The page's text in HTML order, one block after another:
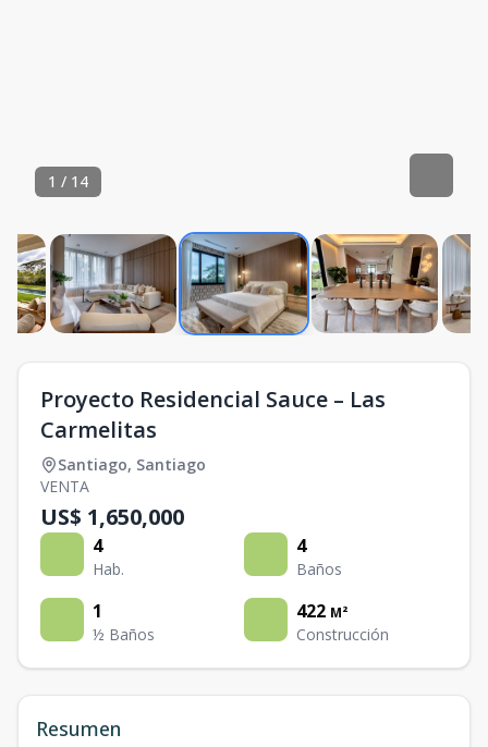
1 / 14
Proyecto Residencial Sauce – Las
Carmelitas
Santiago, Santiago
VENTA
US$ 1,650,000
4
Hab.
4
Baños
1
½ Baños
422 M²
Construcción
Resumen